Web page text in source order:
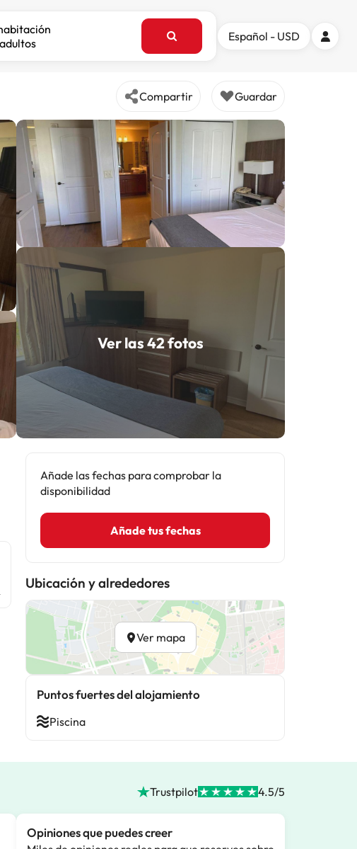
Español - USD
Compartir Guardar
Ver las 42 fotos
Añade las fechas para comprobar la
disponibilidad
Añade tus fechas
Ubicación y alrededores
Ver mapa
Puntos fuertes del alojamiento
Piscina
Trustpilot 4.5/5
Opiniones que puedes creer